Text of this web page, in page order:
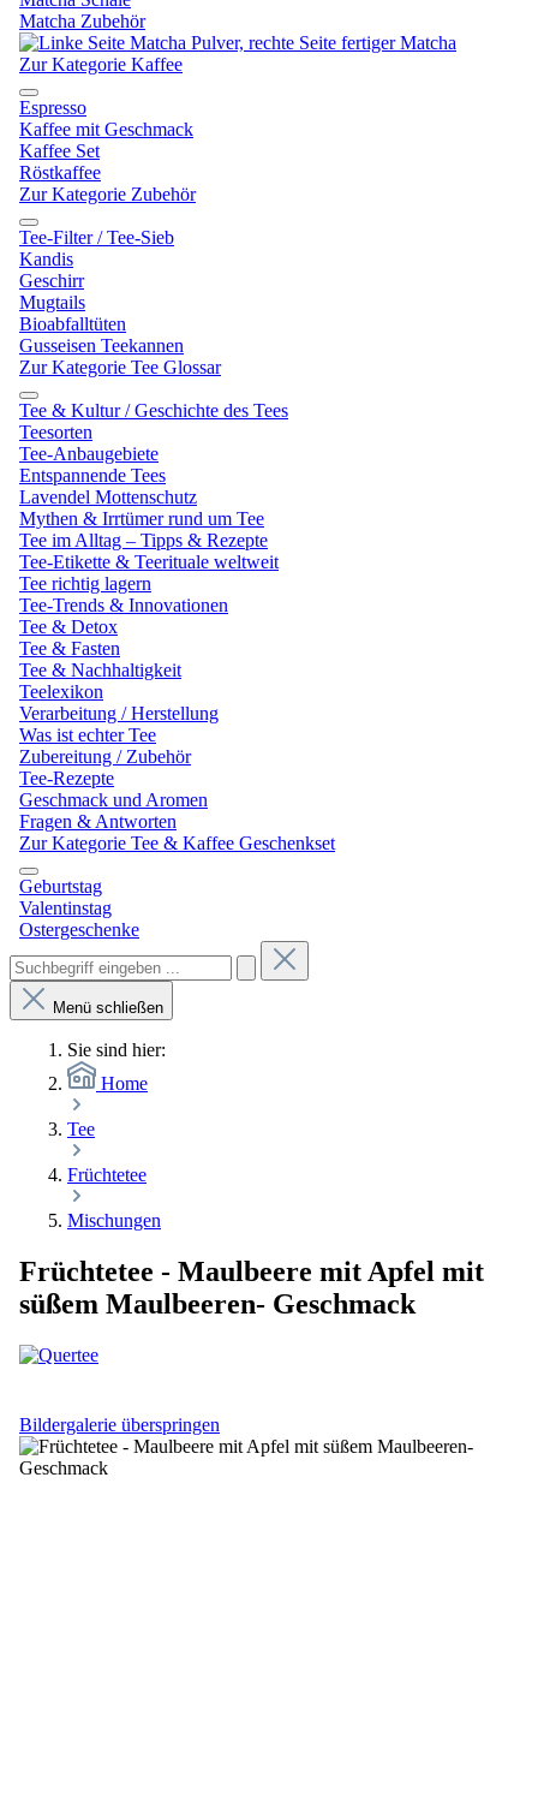
Matcha Zubehör
Zur Kategorie Kaffee
Espresso
Kaffee mit Geschmack
Kaffee Set
Röstkaffee
Zur Kategorie Zubehör
Tee-Filter / Tee-Sieb
Kandis
Geschirr
Mugtails
Bioabfalltüten
Gusseisen Teekannen
Zur Kategorie Tee Glossar
Tee & Kultur / Geschichte des Tees
Teesorten
Tee-Anbaugebiete
Entspannende Tees
Lavendel Mottenschutz
Mythen & Irrtümer rund um Tee
Tee im Alltag – Tipps & Rezepte
Tee-Etikette & Teerituale weltweit
Tee richtig lagern
Tee-Trends & Innovationen
Tee & Detox
Tee & Fasten
Tee & Nachhaltigkeit
Teelexikon
Verarbeitung / Herstellung
Was ist echter Tee
Zubereitung / Zubehör
Tee-Rezepte
Geschmack und Aromen
Fragen & Antworten
Zur Kategorie Tee & Kaffee Geschenkset
Geburtstag
Valentinstag
Ostergeschenke
Menü schließen
Sie sind hier:
Home
Tee
Früchtetee
Mischungen
Früchtetee - Maulbeere mit Apfel mit
süßem Maulbeeren- Geschmack
Bildergalerie überspringen